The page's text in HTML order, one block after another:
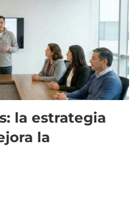
la estrategia
la